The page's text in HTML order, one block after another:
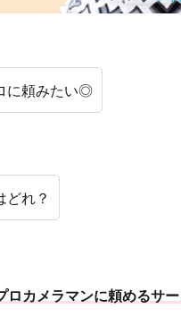
に頼みたい◎
どれ？
カメラマンに頼めるサ